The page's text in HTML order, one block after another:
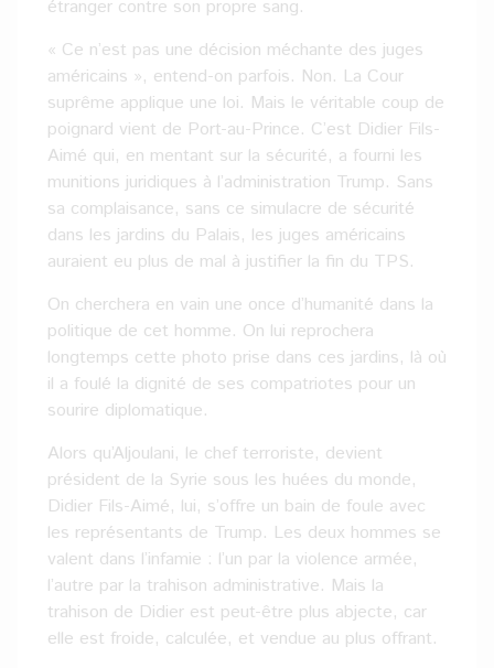
étranger contre son propre sang.
« Ce n’est pas une décision méchante des juges
américains », entend-on parfois. Non. La Cour
suprême applique une loi. Mais le véritable coup de
poignard vient de Port-au-Prince. C’est Didier Fils-
Aimé qui, en mentant sur la sécurité, a fourni les
munitions juridiques à l’administration Trump. Sans
sa complaisance, sans ce simulacre de sécurité
dans les jardins du Palais, les juges américains
auraient eu plus de mal à justifier la fin du TPS.
On cherchera en vain une once d’humanité dans la
politique de cet homme. On lui reprochera
longtemps cette photo prise dans ces jardins, là où
il a foulé la dignité de ses compatriotes pour un
sourire diplomatique.
Alors qu’Aljoulani, le chef terroriste, devient
président de la Syrie sous les huées du monde,
Didier Fils-Aimé, lui, s’offre un bain de foule avec
les représentants de Trump. Les deux hommes se
valent dans l’infamie : l’un par la violence armée,
l’autre par la trahison administrative. Mais la
trahison de Didier est peut-être plus abjecte, car
elle est froide, calculée, et vendue au plus offrant.